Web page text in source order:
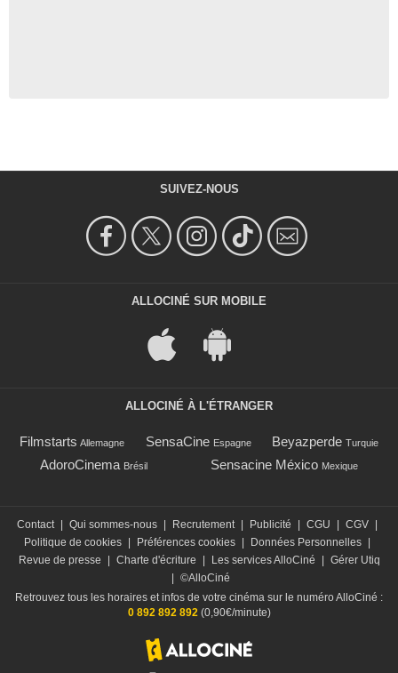
SUIVEZ-NOUS
ALLOCINÉ SUR MOBILE
ALLOCINÉ À L'ÉTRANGER
Filmstarts Allemagne SensaCine Espagne Beyazperde Turquie
AdoroCinema Brésil Sensacine México Mexique
Contact | Qui sommes-nous | Recrutement | Publicité | CGU | CGV |
Politique de cookies | Préférences cookies | Données Personnelles |
Revue de presse
| Charte d'écriture | Les services AlloCiné | Gérer Utiq
| ©AlloCiné
Retrouvez tous les horaires et infos de votre cinéma sur le numéro AlloCiné :
0 892 892 892 (0,90€/minute)